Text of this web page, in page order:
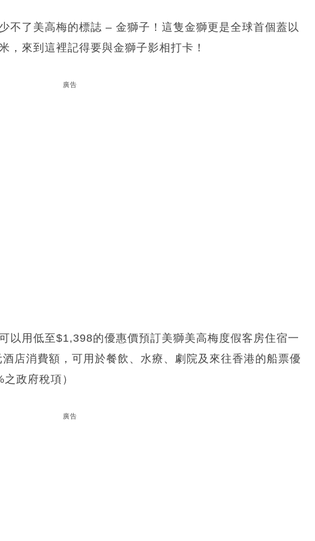
不了美高梅的標誌 – 金獅子！這隻金獅更是全球首個蓋以
，來到這裡記得要與金獅子影相打卡！
廣告
可以用低至$1,398的優惠價預訂美獅美高梅度假客房住宿一
店消費額，可用於餐飲、水療、劇院及來往香港的船票優
政府稅項）
廣告